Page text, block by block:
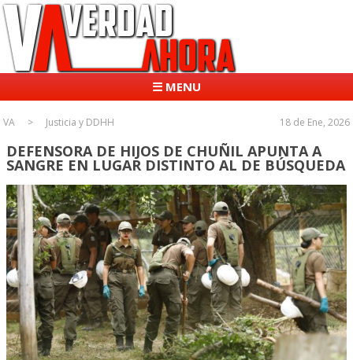
☰ MENU
VA Justicia y DDHH 18 de Ene, 2026
DEFENSORA DE HIJOS DE CHUÑIL APUNTA A
SANGRE EN LUGAR DISTINTO AL DE BÚSQUEDA